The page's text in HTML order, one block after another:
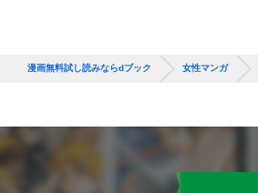
漫画無料試し読みならdブック 女性マンガ